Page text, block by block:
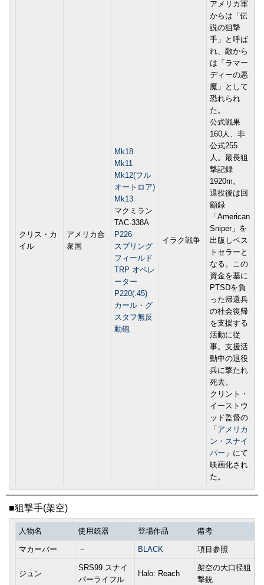
クリス・カ
イル
アメリカ合
衆国
Mk18
Mk11
Mk12(フル
オートロア)
Mk13
マクミラン
TAC-338A
P226
スプリング
フィールド
TRP オペレ
ーター
P220(.45)
カール・グ
スタフ無反
動砲
イラク戦争
アメリカ軍
からは「伝
説の狙撃
手」と呼ば
れ、敵から
は「ラマー
ディーの悪
魔」として
恐れられ
た。
公式戦果
160人、非
公式255
人。最長狙
撃記録
1920m。
退役後は回
顧録
「American
Sniper」を
出版しベス
トセラーと
なる。この
資金を基に
PTSDを負
った帰還兵
の社会復帰
を支援する
活動に従
事。支援活
動中の退役
兵に撃たれ
死去。
クリント・
イーストウ
ッド監督の
「 アメリカ
ン・スナイ
パー 」にて
映画化され
た。
■狙撃手(架空)
人物名 使用銃器 登場作品 備考
マカーバー － BLACK 項目参照
ジュン
SRS99 スナイ
パーライフル
Halo: Reach
架空の大口径狙
撃銃